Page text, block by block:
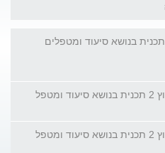
היום בשעה 17:30 ערוץ 2 תכנית בנושא סיעוד ומטפלים